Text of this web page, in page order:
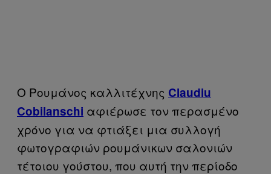
Ο Ρουμάνος καλλιτέχνης Claudiu
Cobilanschi αφιέρωσε τον περασμένο
χρόνο για να φτιάξει μια συλλογή
φωτογραφιών ρουμάνικων σαλονιών
τέτοιου γούστου, που αυτή την περίοδο